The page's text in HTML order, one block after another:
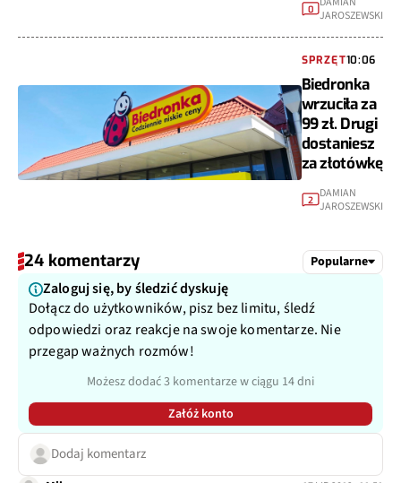
0 JAROSZEWSKI
SPRZĘT10:06
Biedronka
wrzuciła za
99 zł. Drugi
dostaniesz
za złotówkę
2 DAMIAN
JAROSZEWSKI
24 komentarzy Popularne
Zaloguj się, by śledzić dyskuję
Dołącz do użytkowników, pisz bez limitu, śledź
odpowiedzi oraz reakcje na swoje komentarze. Nie
przegap ważnych rozmów!
Możesz dodać 3 komentarze w ciągu 14 dni
Załóż konto
Dodaj komentarz